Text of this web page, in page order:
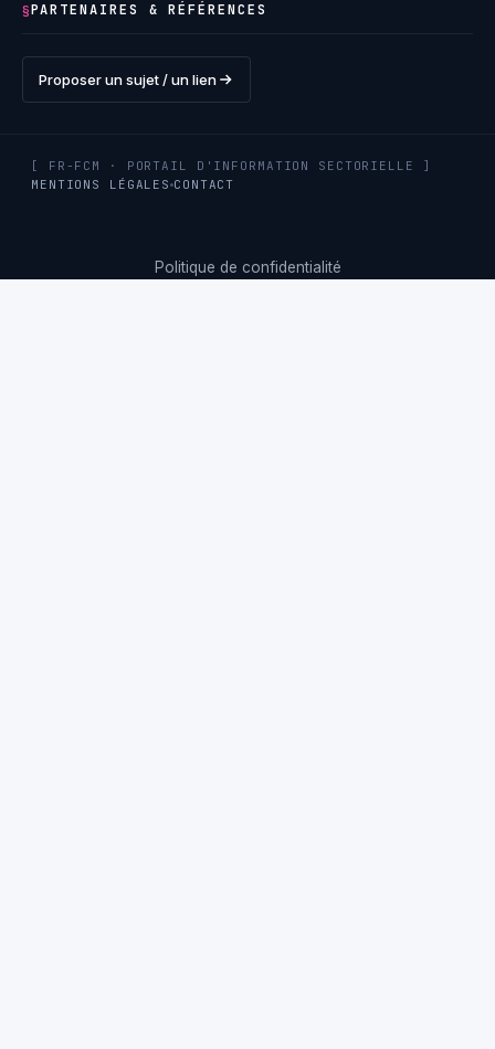
§PARTENAIRES & RÉFÉRENCES
Proposer un sujet / un lien
[ FR-FCM · PORTAIL D'INFORMATION SECTORIELLE ]
MENTIONS LÉGALES CONTACT
Politique de confidentialité